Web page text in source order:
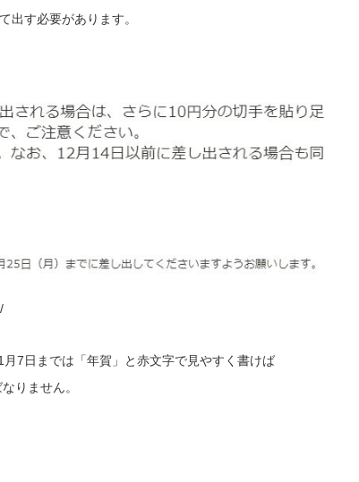
出す必要があります。
7日までは「年賀」と赤文字で見やすく書けば
りません。